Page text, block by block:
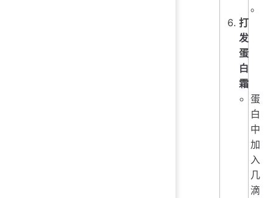
。
打
发
蛋
白
霜
蛋
白
中
加
入
几
滴